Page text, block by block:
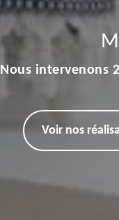
Nous intervenons
Voir nos